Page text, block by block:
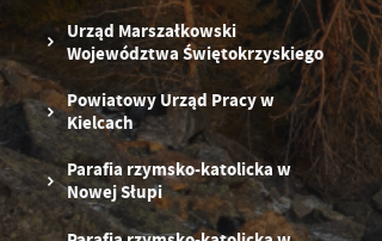
Urząd Marszałkowski
Województwa Świętokrzyskiego
Powiatowy Urząd Pracy w
Kielcach
Parafia rzymsko-katolicka w
Nowej Słupi